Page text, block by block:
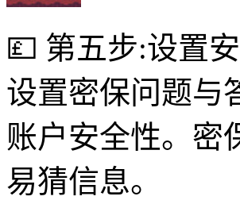
💷 第五步:设置
设置密保问题与
账户安全性。密
易猜信息。